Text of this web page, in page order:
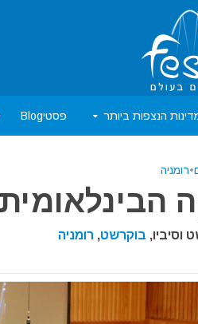
הנצפות ביותר פסטיBlog
•רומניה
–
וסיביו, בוקרשט, רומניה